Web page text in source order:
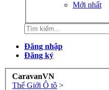
Mới nhất
Đăng nhập
Đăng ký
CaravanVN
Thế Giới Ô tô >